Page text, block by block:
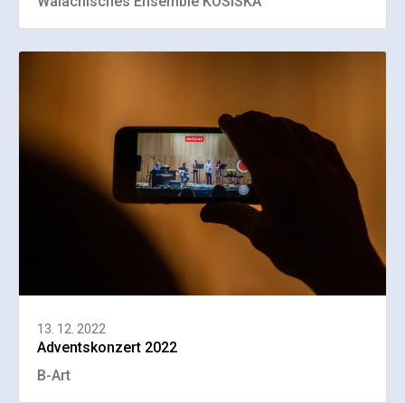
13. 12. 2022
Adventskonzert 2022
B-Art